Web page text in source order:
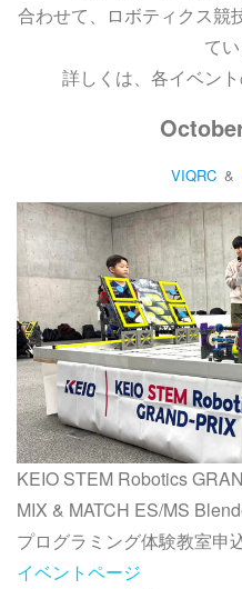
合わせて、ロボティクス競
てい
詳しくは、各イベン
VIQRC &
KEIO STEM Robotics
MIX & MATCH ES/MS
プログラミング体験教室申
イベントページ